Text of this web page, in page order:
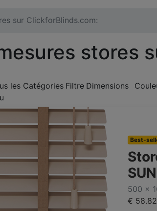
sur ClickforBlinds.com:
stores
les Catégories Filtre Dimensions
Best-
500 x
€ 58.82